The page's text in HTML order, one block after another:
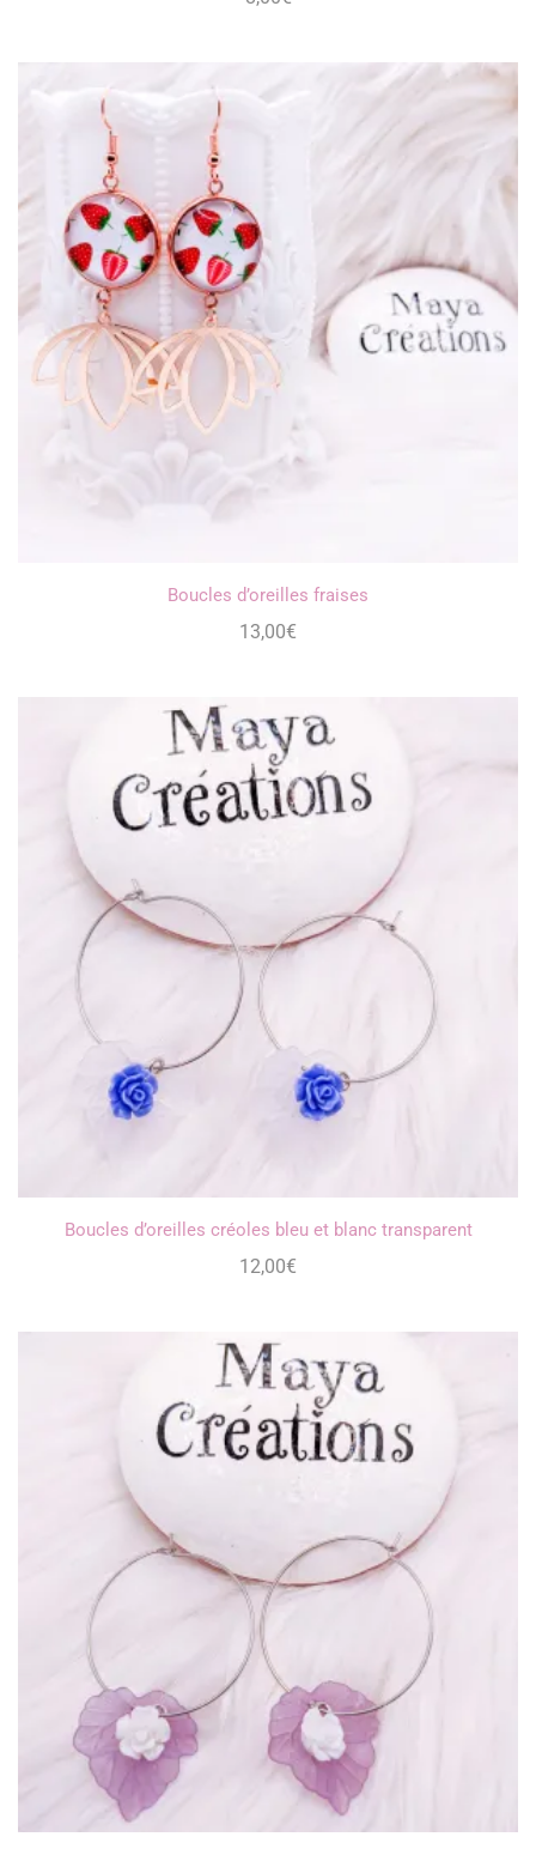
Boucles d’oreilles fraises
13,00€
Boucles d’oreilles créoles bleu et blanc transparent
12,00€